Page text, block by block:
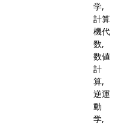
学,
計算
機代
数,
数値
計
算,
逆運
動
学,